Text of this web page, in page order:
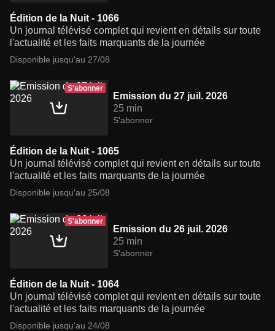
Édition de la Nuit - 1066
Un journal télévisé complet qui revient en détails sur toute
l'actualité et les faits marquants de la journée
Disponible jusqu'au 27/08
S'abonner
Emission du 27 juil. 2026
25 min
S'abonner
Édition de la Nuit - 1065
Un journal télévisé complet qui revient en détails sur toute
l'actualité et les faits marquants de la journée
Disponible jusqu'au 25/08
S'abonner
Emission du 26 juil. 2026
25 min
S'abonner
Édition de la Nuit - 1064
Un journal télévisé complet qui revient en détails sur toute
l'actualité et les faits marquants de la journée
Disponible jusqu'au 24/08